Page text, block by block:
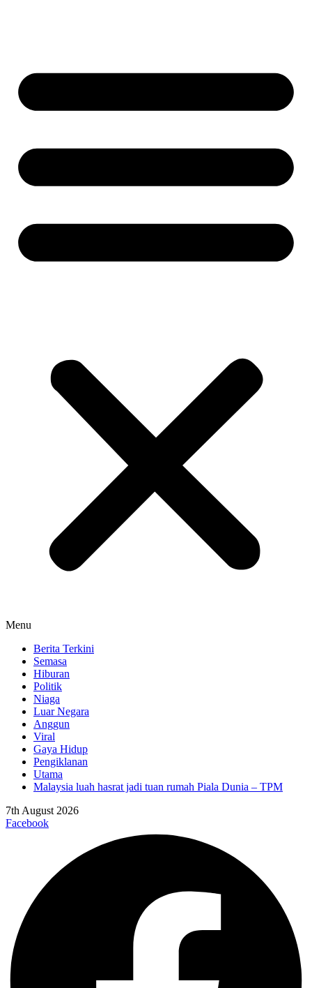
Menu
Berita Terkini
Semasa
Hiburan
Politik
Niaga
Luar Negara
Anggun
Viral
Gaya Hidup
Pengiklanan
Utama
Malaysia luah hasrat jadi tuan rumah Piala Dunia – TPM
7th August 2026
Facebook